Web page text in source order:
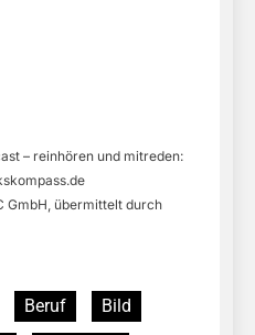
– reinhören und mitreden:
GmbH, übermittelt durch
Beruf
Bild